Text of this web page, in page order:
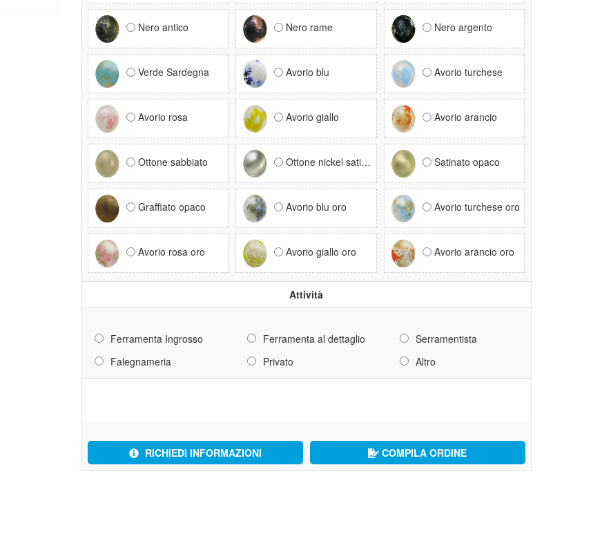
Nero antico Nero rame Nero argento
Verde Sardegna Avorio blu Avorio turchese
Avorio rosa Avorio giallo Avorio arancio
Ottone sabbiato Ottone nickel satinato Satinato opaco
Graffiato opaco Avorio blu oro Avorio turchese oro
Avorio rosa oro Avorio giallo oro Avorio arancio oro
Attività
Ferramenta Ingrosso Ferramenta al dettaglio
Serramentista
Falegnameria
Privato Altro
RICHIEDI INFORMAZIONI COMPILA ORDINE